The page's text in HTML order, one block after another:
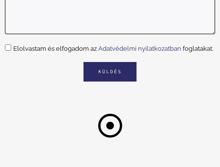
Elolvastam és elfogadom az Adatvédelmi nyilatkozatban foglatakat.
KÜLDÉS